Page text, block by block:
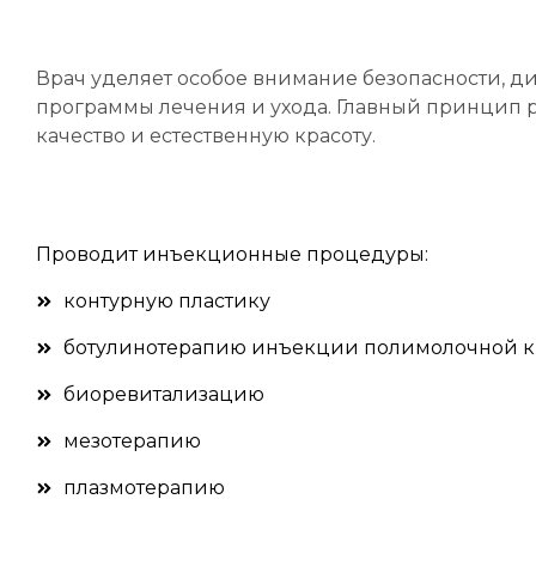
Врач уделяет особое внимание безопасности,
программы лечения и ухода. Главный принцип
качество и естественную красоту.
Проводит инъекционные процедуры:
контурную пластику
ботулинотерапию инъекции полимолочной
биоревитализацию
мезотерапию
плазмотерапию